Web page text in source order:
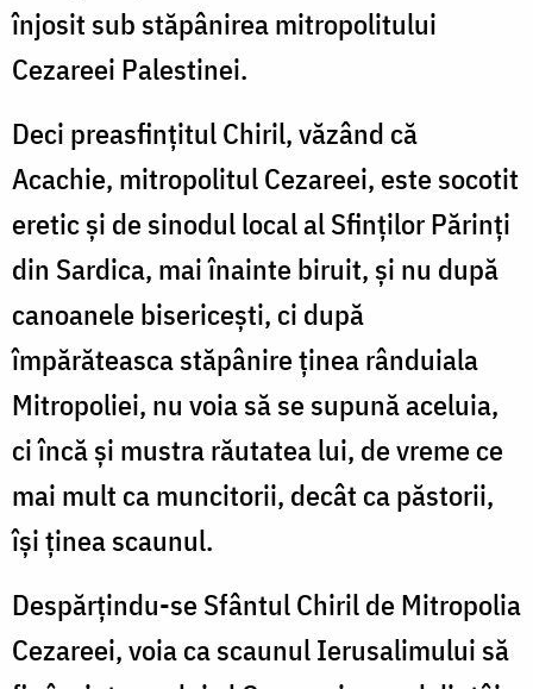
înjosit sub stăpânirea mitropolitului
Cezareei Palestinei.
Deci preasfințitul Chiril, văzând că
Acachie, mitropolitul Cezareei, este socotit
eretic și de sinodul local al Sfinților Părinți
din Sardica, mai înainte biruit, și nu după
canoanele bisericești, ci după
împărăteasca stăpânire ținea rânduiala
Mitropoliei, nu voia să se supună aceluia,
ci încă și mustra răutatea lui, de vreme ce
mai mult ca muncitorii, decât ca păstorii,
își ținea scaunul.
Despărțindu-se Sfântul Chiril de Mitropolia
Cezareei, voia ca scaunul Ierusalimului să